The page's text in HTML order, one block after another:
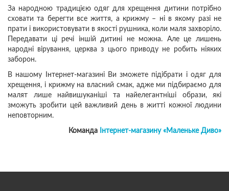
За народною традицією одяг для хрещення дитини потрібно
сховати та берегти все життя, а крижму – ні в якому разі не
прати і використовувати в якості рушника, коли маля захворіло.
Передавати ці речі іншій дитині не можна. Але це лишень
народні вірування, церква з цього приводу не робить ніяких
заборон.
В нашому Інтернет-магазині Ви зможете підібрати і одяг для
хрещення, і крижму на власний смак, адже ми підбираємо для
малят лише найвишуканіші та найелегантніші образи, які
зможуть зробити цей важливий день в житті кожної людини
неповторним.
Команда Інтернет-магазину «Маленьке Диво»